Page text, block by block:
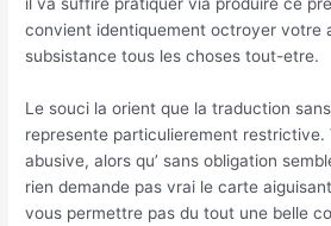
convient identiquement octroyer votre
subsistance tous les choses tout-etre.
Le souci la orient que la traduction
represente particulierement restrictive.
abusive, alors qu’ sans obligation
rien demande pas vrai le carte
vous permettre pas du tout une belle